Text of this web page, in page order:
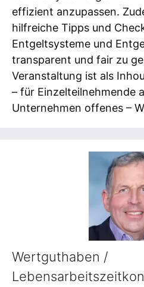
effizient anzupassen.
hilfreiche Tipps und
Entgeltsysteme und
transparent und fair zu
Veranstaltung ist als
– für Einzelteilnehmende
Unternehmen offenes –
Wertguthaben /